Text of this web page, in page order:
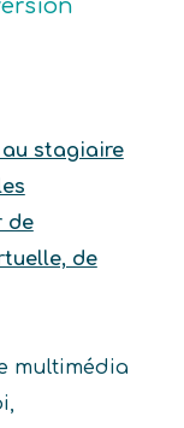
au stagiaire
de
de
multimédia